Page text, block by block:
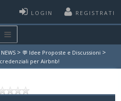
LOGIN REGISTRATI
NEWS > 💬 Idee Proposte e Discussioni >
per Airbnb!